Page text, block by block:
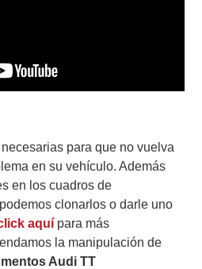
para que no vuelva
en su vehículo. Además
en los cuadros de
clonarlos o darle uno
aquí para más
la manipulación de
Audi TT